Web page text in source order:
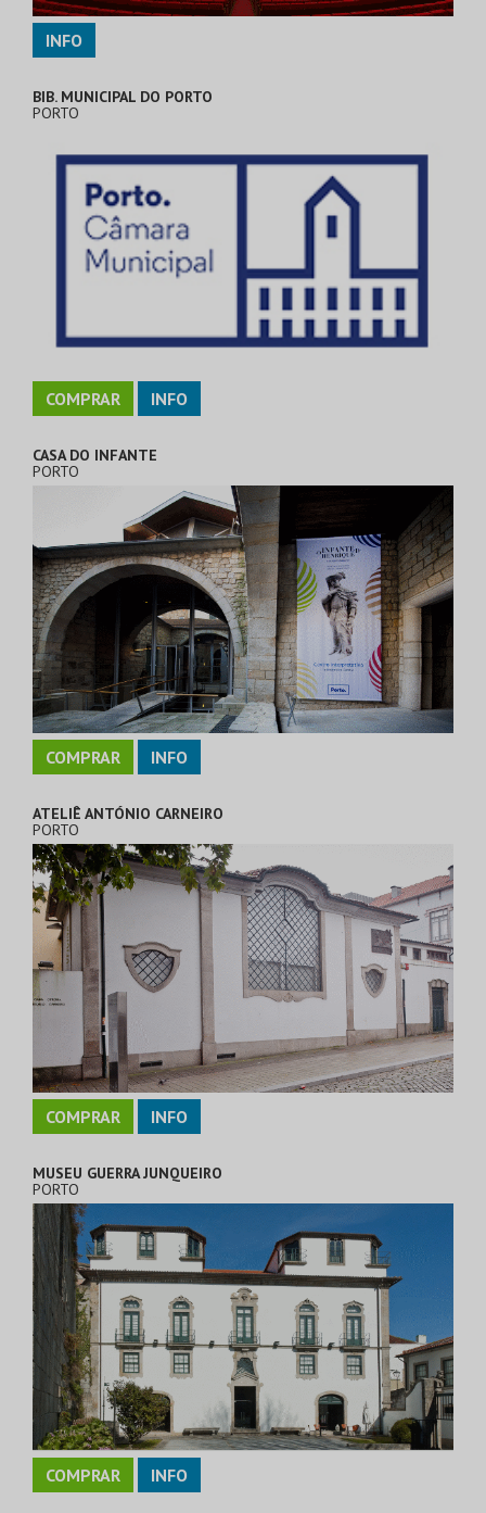
INFO
BIB. MUNICIPAL DO PORTO
PORTO
COMPRAR INFO
CASA DO INFANTE
PORTO
COMPRAR INFO
ATELIÊ ANTÓNIO CARNEIRO
PORTO
COMPRAR INFO
MUSEU GUERRA JUNQUEIRO
PORTO
COMPRAR INFO